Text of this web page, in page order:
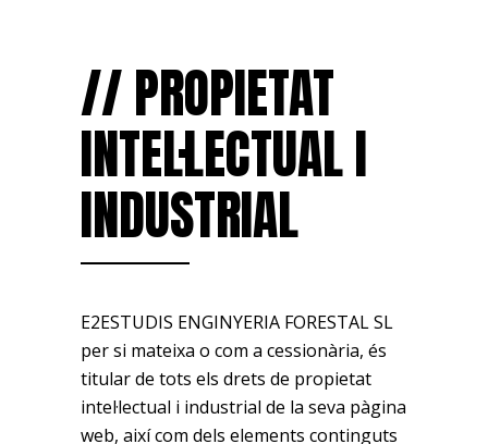
// PROPIETAT
INTEL·LECTUAL I
INDUSTRIAL
E2ESTUDIS ENGINYERIA FORESTAL SL
per si mateixa o com a cessionària, és
titular de tots els drets de propietat
intel·lectual i industrial de la seva pàgina
web, així com dels elements continguts